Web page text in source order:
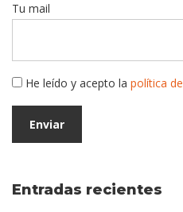
Tu mail
He leído y acepto la política
Entradas recientes